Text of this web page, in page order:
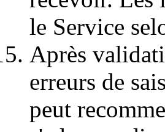
le Service
Après
erreurs de
peut